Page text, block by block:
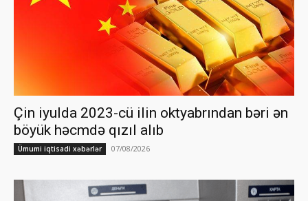
Çin iyulda 2023-cü ilin oktyabrından bəri ən
böyük həcmdə qızıl alıb
Ümumi iqtisadi xəbərlər 07/08/2026